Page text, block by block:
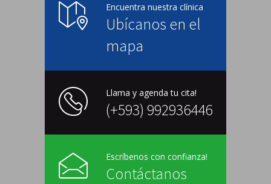
Encuentra nuestra clínica
Ubícanos en el
mapa
Llama y agenda tu cita!
(+593) 992936446
Escríbenos con confianza!
Contáctanos